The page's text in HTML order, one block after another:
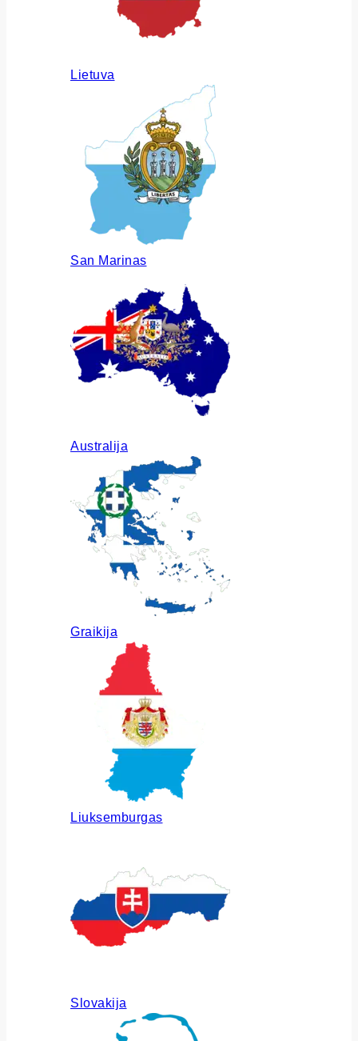
Lietuva
San Marinas
Australija
Graikija
Liuksemburgas
Slovakija